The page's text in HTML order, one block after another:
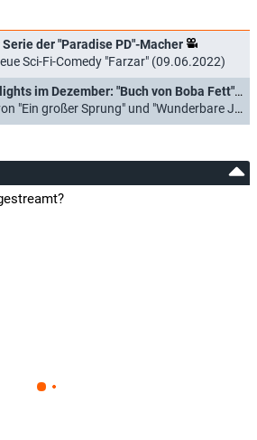
der "Paradise PD"-Macher
Sci-Fi-Comedy "Farzar" (09.06.2022)
Disney+- und Star-Highlights im Dezember: "Buch von Boba Fett", "Agents of S.H.I.E.L.D"- und "Mysterious Mermaids"-Finals
Sprung" und "Wunderbare Jahre" (18.11.2021)